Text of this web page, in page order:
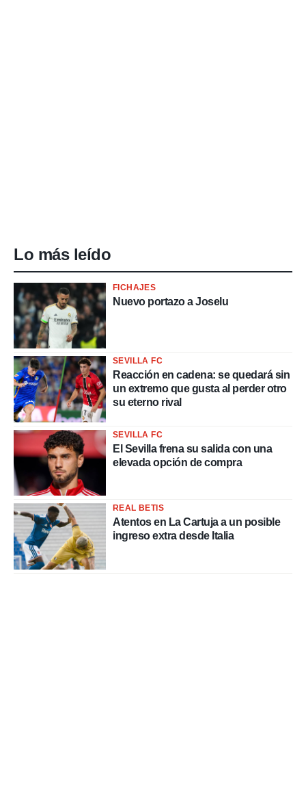
Lo más leído
FICHAJES
Nuevo portazo a Joselu
SEVILLA FC
Reacción en cadena: se quedará sin
un extremo que gusta al perder otro
su eterno rival
SEVILLA FC
El Sevilla frena su salida con una
elevada opción de compra
REAL BETIS
Atentos en La Cartuja a un posible
ingreso extra desde Italia